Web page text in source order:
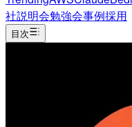
社説明会勉強会事例採用
目次